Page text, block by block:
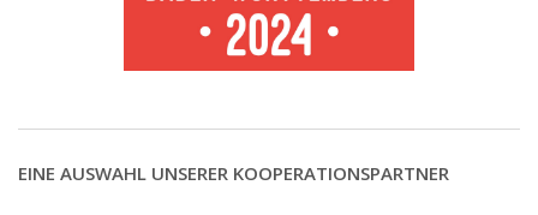
EINE AUSWAHL UNSERER KOOPERATIONSPARTNER